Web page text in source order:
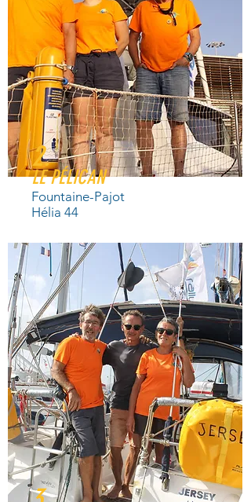
LE PÉLICAN
Fountaine-Pajot
Hélia 44
2.